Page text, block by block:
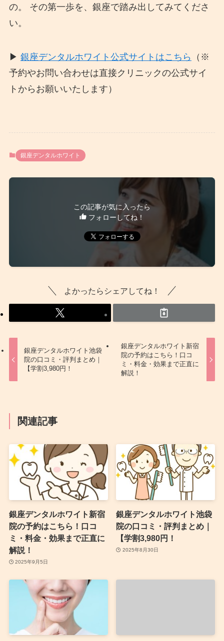
の。 その第一歩を、銀座で踏み出してみてくださ
い。
▶ 銀座デンタルホワイト公式サイトはこちら
（※
予約やお問い合わせは直接クリニックの公式サイ
トからお願いいたします）
銀座デンタルホワイト
この記事が気に入ったら
フォローしてね！
よかったらシェアしてね！
銀座デンタルホワイト池袋
院の口コミ・評判まとめ｜
【学割3,980円！
銀座デンタルホワイト新宿
院の予約はこちら！口コ
ミ・料金・効果まで正直に
解説！
関連記事
銀座デンタルホワイト新宿
院の予約はこちら！口コ
ミ・料金・効果まで正直に
解説！
2025年9月5日
銀座デンタルホワイト池袋
院の口コミ・評判まとめ｜
【学割3,980円！
2025年8月30日